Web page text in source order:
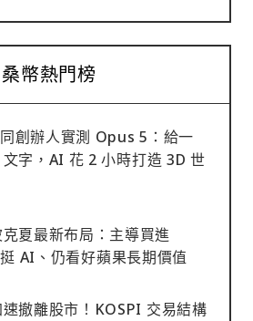
桑幣熱門榜
創辦人實測 Opus 5：給一
字，AI 花 2 小時打造 3D 世
夏最新布局：主導買進
AI、仍看好蘋果長期價值
撤離股市！KOSPI 交易結構